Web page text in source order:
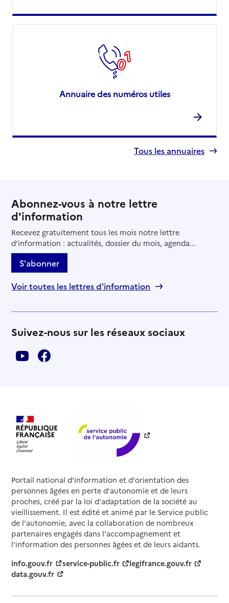
Annuaire des numéros utiles
Tous les annuaires
Abonnez-vous à notre lettre
d'information
Recevez gratuitement tous les mois notre lettre
d'information : actualités, dossier du mois, agenda...
S'abonner
Voir toutes les lettres d'information
Suivez-nous sur les réseaux sociaux
Portail national d'information et d'orientation des
personnes âgées en perte d'autonomie et de leurs
proches, créé par la loi d'adaptation de la société au
vieillissement. Il est édité et animé par le Service public
de l'autonomie, avec la collaboration de nombreux
partenaires engagés dans l'accompagnement et
l'information des personnes âgées et de leurs aidants.
info.gouv.fr
service-public.fr
legifrance.gouv.fr
data.gouv.fr